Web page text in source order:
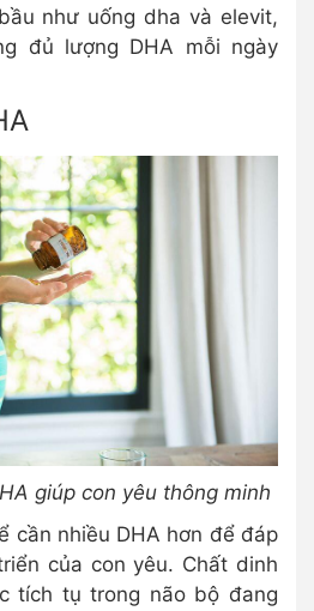
như uống dha và elevit,
đủ lượng DHA mỗi ngày
giúp con yêu thông minh
cần nhiều DHA hơn để đáp
của con yêu. Chất dinh
tích tụ trong não bộ đang